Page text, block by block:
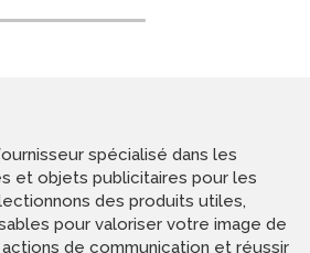
spécialisé dans les
et objets publicitaires pour les
des produits utiles,
pour valoriser votre image de
de communication et réussir